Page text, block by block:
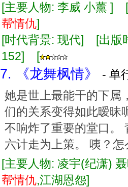
[主要人物: 李威 小薰 ]
帮情仇]
[时代背景: 现代] [出
152] [
7. 《龙舞枫情》
- 单
她是世上最能干的下属
们的关系变得如此暧昧
不响炸了重要的堂口。
六计走为上策。 咦？
[主要人物: 凌宇(纪潇)
帮情仇,江湖恩怨]